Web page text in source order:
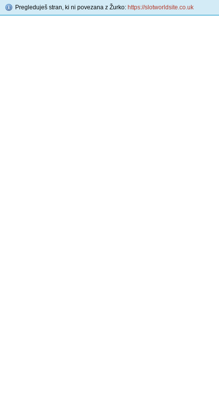
Pregleduješ stran, ki ni povezana z Žurko: https://slotworldsite.co.uk